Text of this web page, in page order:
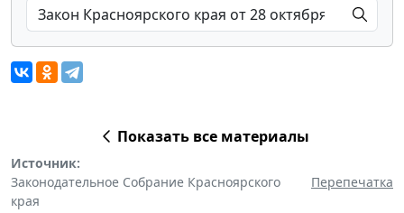
Показать все материалы
Источник:
Законодательное Собрание Красноярского
края
Перепечатка